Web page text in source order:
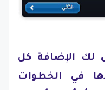
لك الإضافة كل
في الخطوات